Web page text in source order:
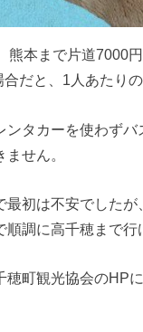
熊本まで片道7000
だと、1人あたり
タカーを使わず
せん。
初は不安でした
調に高千穂まで行
町観光協会のHP